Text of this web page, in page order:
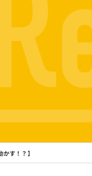
かす！？】